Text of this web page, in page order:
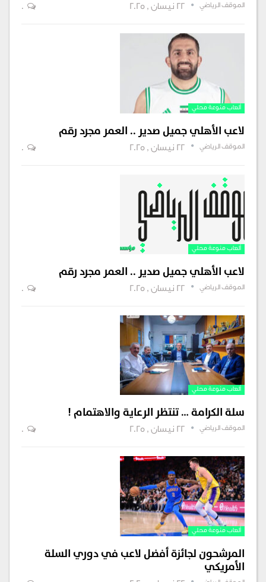
الموقف الرياضي 22 نيسان , 2025 0
ألعاب منوعة محلي
لاعب الأهلي جميل صدير .. العمر مجرد رقم
الموقف الرياضي 22 نيسان , 2025 0
ألعاب منوعة محلي
لاعب الأهلي جميل صدير .. العمر مجرد رقم
الموقف الرياضي 22 نيسان , 2025 0
ألعاب منوعة محلي
سلة الكرامة … تنتظر الرعاية والاهتمام !
الموقف الرياضي 22 نيسان , 2025 0
ألعاب منوعة محلي
المرشحون لجائزة أفضل لاعب في دوري السلة
الأمريكي